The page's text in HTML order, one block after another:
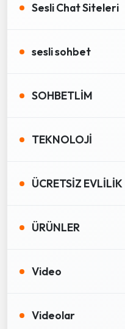
Sesli Chat Siteleri
sesli sohbet
SOHBETLİM
TEKNOLOJİ
ÜCRETSİZ EVLİLİK
ÜRÜNLER
Video
Videolar